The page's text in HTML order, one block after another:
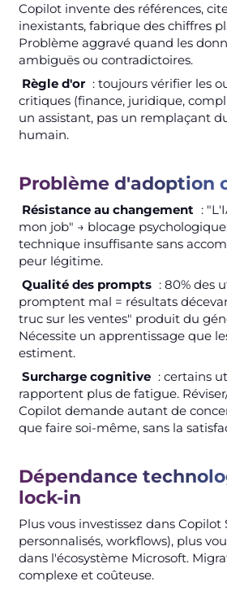
Copilot invente des références,
inexistants, fabrique des chiffres
Problème aggravé quand les
ambiguës ou contradictoires.
Règle d'or : toujours vérifier les
critiques (finance, juridique,
un assistant, pas un remplaçant
humain.
Problème d'adoption
Résistance au changement :
mon job" → blocage
technique insuffisante sans
peur légitime.
Qualité des prompts : 80% des
promptent mal = résultats
truc sur les ventes" produit du
Nécessite un apprentissage que
estiment.
Surcharge cognitive : certains
rapportent plus de fatigue.
Copilot demande autant de
que faire soi-même, sans la
Dépendance
lock-in
Plus vous investissez dans
personnalisés, workflows), plus
dans l'écosystème Microsoft.
complexe et coûteuse.